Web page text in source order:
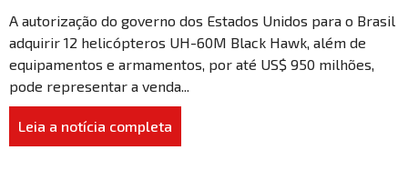
A autorização do governo dos Estados Unidos para o Brasil
adquirir 12 helicópteros UH-60M Black Hawk, além de
equipamentos e armamentos, por até US$ 950 milhões,
pode representar a venda...
Leia a notícia completa